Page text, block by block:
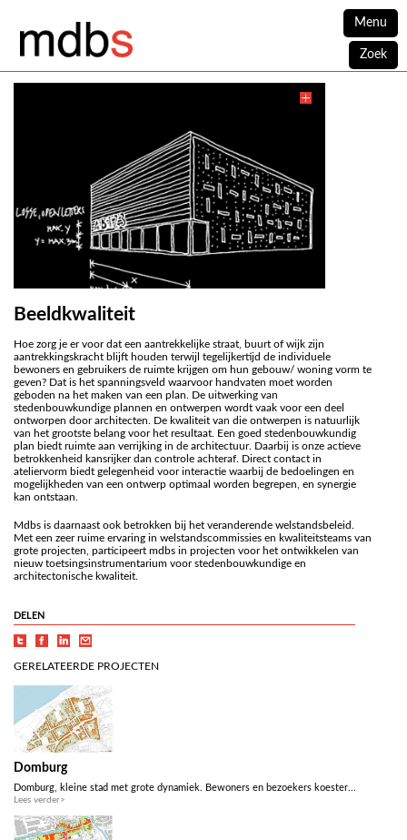
Menu
Zoek
Beeldkwaliteit
Hoe zorg je er voor dat een aantrekkelijke straat, buurt of wijk zijn
aantrekkingskracht blijft houden terwijl tegelijkertijd de individuele
bewoners en gebruikers de ruimte krijgen om hun gebouw/ woning vorm te
geven? Dat is het spanningsveld waarvoor handvaten moet worden
geboden na het maken van een plan. De uitwerking van
stedenbouwkundige plannen en ontwerpen wordt vaak voor een deel
ontworpen door architecten. De kwaliteit van die ontwerpen is natuurlijk
van het grootste belang voor het resultaat. Een goed stedenbouwkundig
plan biedt ruimte aan verrijking in de architectuur. Daarbij is onze actieve
betrokkenheid kansrijker dan controle achteraf. Direct contact in
ateliervorm biedt gelegenheid voor interactie waarbij de bedoelingen en
mogelijkheden van een ontwerp optimaal worden begrepen, en synergie
kan ontstaan.
Mdbs is daarnaast ook betrokken bij het veranderende welstandsbeleid.
Met een zeer ruime ervaring in welstandscommissies en kwaliteitsteams van
grote projecten, participeert mdbs in projecten voor het ontwikkelen van
nieuw toetsingsinstrumentarium voor stedenbouwkundige en
architectonische kwaliteit.
DELEN
GERELATEERDE PROJECTEN
Domburg
Domburg, kleine stad met grote dynamiek. Bewoners en bezoekers koester...
Lees verder>